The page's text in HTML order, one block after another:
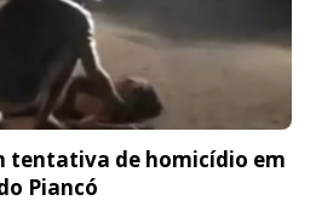
tentativa de homicídio em
Piancó